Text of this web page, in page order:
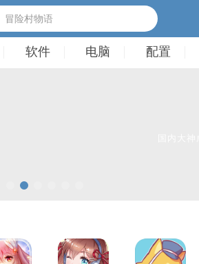
冒险村物语
软件 电脑 配置